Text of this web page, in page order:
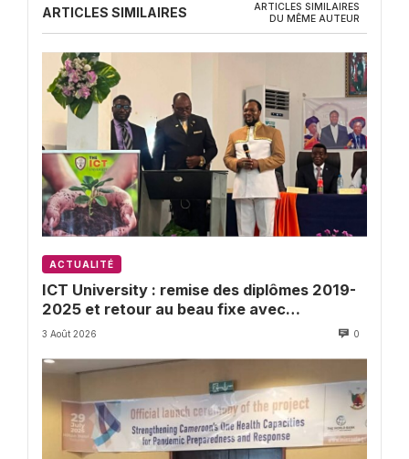
ARTICLES SIMILAIRES
ARTICLES SIMILAIRES
DU MÊME AUTEUR
ACTUALITÉ
ICT University : remise des diplômes 2019-
2025 et retour au beau fixe avec
l’Université de Buea
3 Août 2026 0